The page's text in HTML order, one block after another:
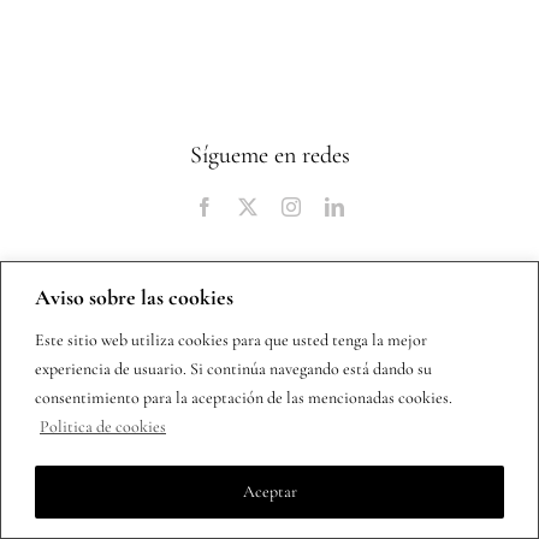
Aviso sobre las cookies
Este sitio web utiliza cookies para que usted tenga la mejor
experiencia de usuario. Si continúa navegando está dando su
consentimiento para la aceptación de las mencionadas cookies.
Politica de cookies
Aceptar
Sígueme en redes
Copyright 2025 | Todos los derechos reservados |Política de
privacidad